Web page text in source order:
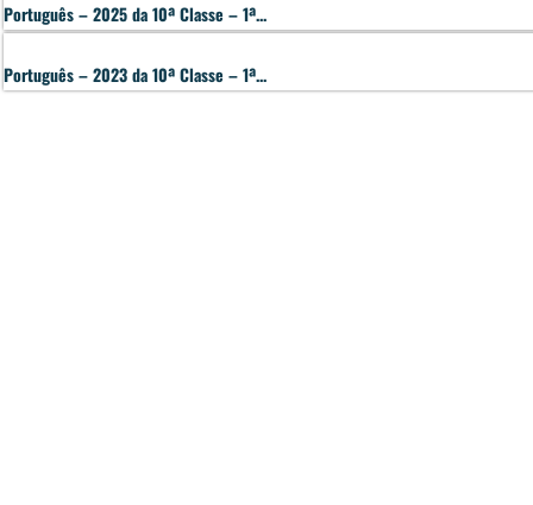
Português – 2025 da 10ª Classe – 1ª...
Português – 2023 da 10ª Classe – 1ª...